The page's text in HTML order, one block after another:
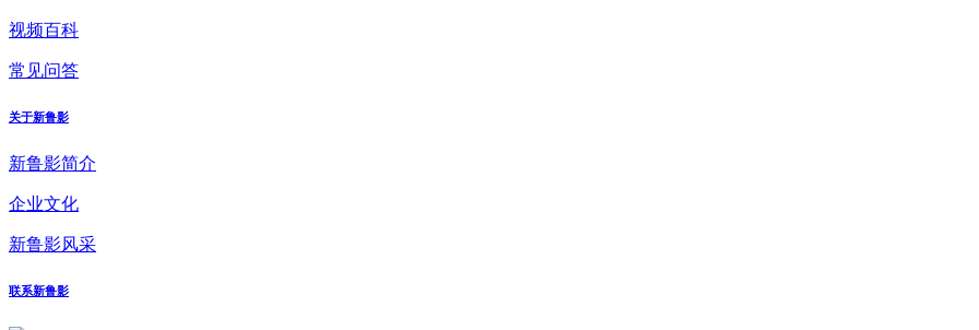
视频百科
常见问答
关于新鲁影
新鲁影简介
企业文化
新鲁影风采
联系新鲁影